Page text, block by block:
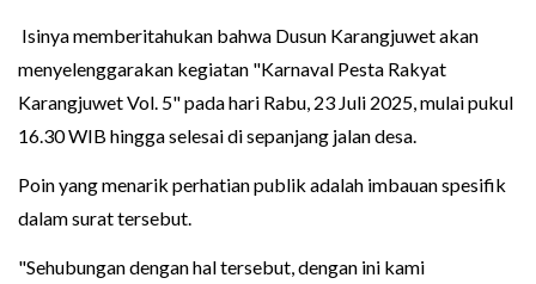
Isinya memberitahukan bahwa Dusun Karangjuwet akan
menyelenggarakan kegiatan "Karnaval Pesta Rakyat
Karangjuwet Vol. 5" pada hari Rabu, 23 Juli 2025, mulai pukul
16.30 WIB hingga selesai di sepanjang jalan desa.
Poin yang menarik perhatian publik adalah imbauan spesifik
dalam surat tersebut.
"Sehubungan dengan hal tersebut, dengan ini kami